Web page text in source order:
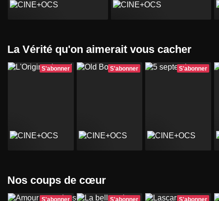
La Vérité qu'on aimerait vous cacher
S'abonner S'abonner S'abonner
Nos coups de cœur
S'abonner S'abonner S'abonner